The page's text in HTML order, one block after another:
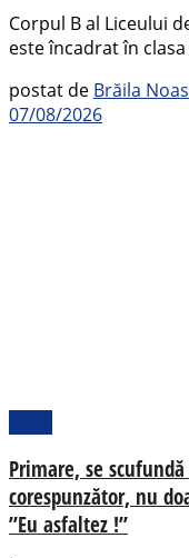
Corpul B al Liceului
este încadrat în clasa
postat de Brăila
07/08/2026
Primare, se
corespunzător, nu
”Eu asfaltez !”